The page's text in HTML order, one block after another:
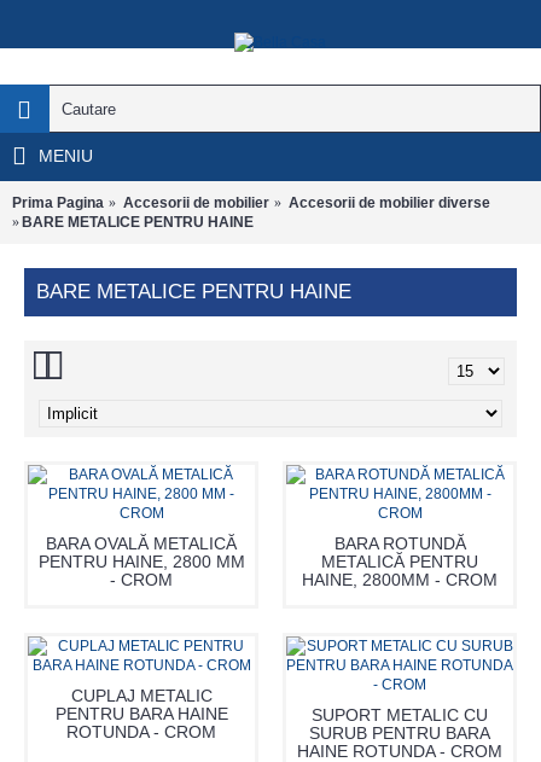
MENIU
Prima Pagina Accesorii de mobilier
Accesorii de mobilier diverse
BARE METALICE PENTRU HAINE
BARE METALICE PENTRU HAINE
BARA OVALĂ METALICĂ
PENTRU HAINE, 2800 MM
- CROM
BARA ROTUNDĂ
METALICĂ PENTRU
HAINE, 2800MM - CROM
CUPLAJ METALIC
PENTRU BARA HAINE
ROTUNDA - CROM
SUPORT METALIC CU
SURUB PENTRU BARA
HAINE ROTUNDA - CROM